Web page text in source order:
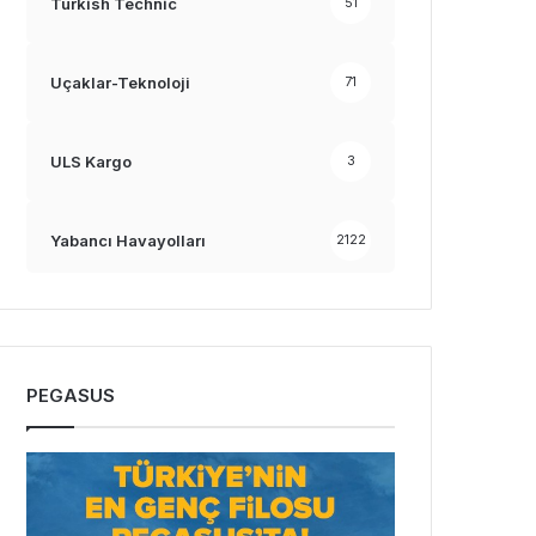
Uçaklar-Teknoloji 71
ULS Kargo 3
Yabancı Havayolları 2122
PEGASUS